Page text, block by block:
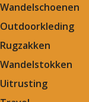
Wandelschoenen
Outdoorkleding
Rugzakken
Wandelstokken
Uitrusting